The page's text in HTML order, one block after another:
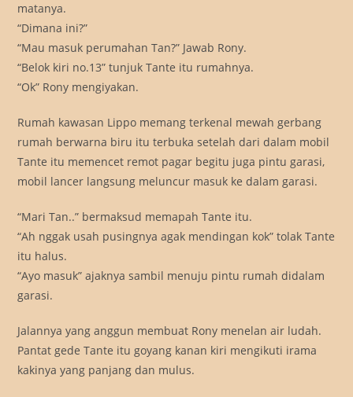
matanya.
“Dimana ini?”
“Mau masuk perumahan Tan?” Jawab Rony.
“Belok kiri no.13” tunjuk Tante itu rumahnya.
“Ok” Rony mengiyakan.
Rumah kawasan Lippo memang terkenal mewah gerbang
rumah berwarna biru itu terbuka setelah dari dalam mobil
Tante itu memencet remot pagar begitu juga pintu garasi,
mobil lancer langsung meluncur masuk ke dalam garasi.
“Mari Tan..” bermaksud memapah Tante itu.
“Ah nggak usah pusingnya agak mendingan kok” tolak Tante
itu halus.
“Ayo masuk” ajaknya sambil menuju pintu rumah didalam
garasi.
Jalannya yang anggun membuat Rony menelan air ludah.
Pantat gede Tante itu goyang kanan kiri mengikuti irama
kakinya yang panjang dan mulus.